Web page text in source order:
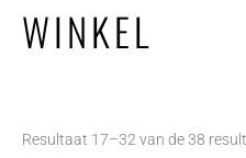
WINKEL
Resultaat 17–32 van de 38